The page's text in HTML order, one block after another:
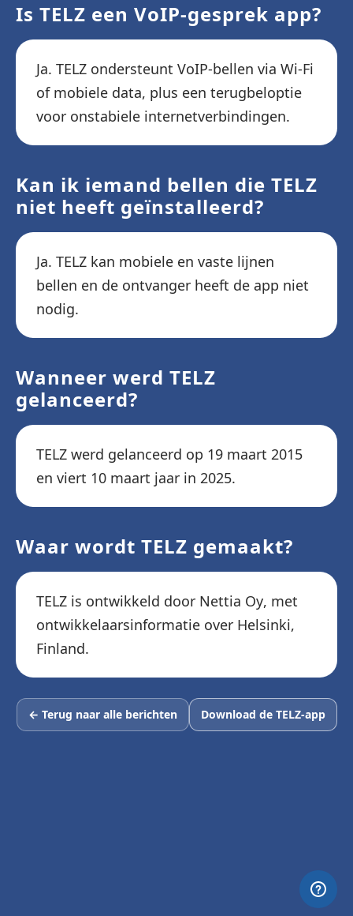
Is TELZ een VoIP-gesprek app?
Ja. TELZ ondersteunt VoIP-bellen via Wi-Fi
of mobiele data, plus een terugbeloptie
voor onstabiele internetverbindingen.
Kan ik iemand bellen die TELZ
niet heeft geïnstalleerd?
Ja. TELZ kan mobiele en vaste lijnen
bellen en de ontvanger heeft de app niet
nodig.
Wanneer werd TELZ
gelanceerd?
TELZ werd gelanceerd op 19 maart 2015
en viert 10 maart jaar in 2025.
Waar wordt TELZ gemaakt?
TELZ is ontwikkeld door Nettia Oy, met
ontwikkelaarsinformatie over Helsinki,
Finland.
← Terug naar alle berichten Download de TELZ-app